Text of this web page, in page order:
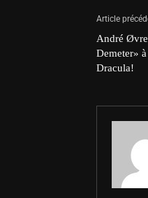
Article
André
Demeter»
Dracula!